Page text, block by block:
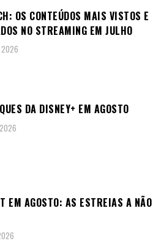
OS CONTEÚDOS MAIS VISTOS E
NO STREAMING EM JULHO
2026
DA DISNEY+ EM AGOSTO
2026
EM AGOSTO: AS ESTREIAS A NÃO